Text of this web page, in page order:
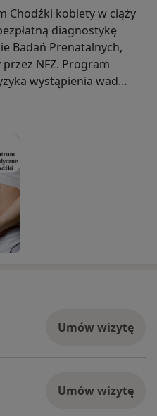
Chodźki kobiety w ciąży
diagnostykę
Badań Prenatalnych,
NFZ. Program
wystąpienia wad
oraz, o ile to
jeszcze w okresie
w ramach Programu
z Rejestracją w celu
do zapisów!
Umów wizytę
Umów wizytę